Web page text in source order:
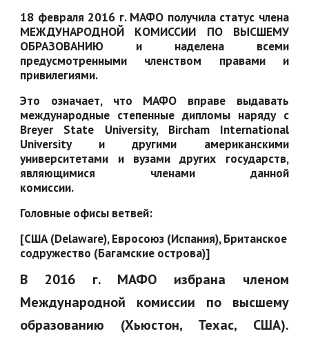
18 февраля 2016 г. МАФО получила статус члена
МЕЖДУНАРОДНОЙ КОМИССИИ ПО ВЫСШЕМУ
ОБРАЗОВАНИЮ и наделена всеми
предусмотренными членством правами и
привилегиями.
Это означает, что МАФО вправе выдавать
международные степенные дипломы наряду с
Breyer State University, Bircham International
University и другими американскими
университетами и вузами других государств,
являющимися членами данной
комиссии.
Головные офисы ветвей:
[США (Delaware), Евросоюз (Испания), Британское
содружество (Багамские острова)]
В 2016 г. МАФО избрана членом
Международной комиссии по высшему
образованию (Хьюстон, Техас, США).